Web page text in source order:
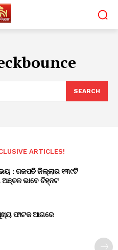
SEARCH
ARTICLES!
: ଗଜପତି ଜିଲ୍ଲାର ୧୩୯ଟି
ଭାବେ ଚିହ୍ନଟ
ଫାଟକ ଆଗରେ